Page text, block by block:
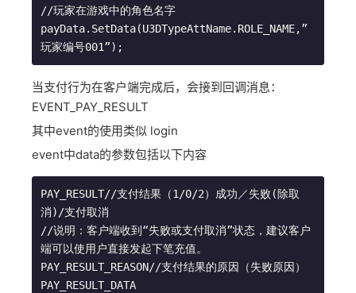
//玩家在游戏中的角色名字
payData.SetData(U3DTypeAttName.ROLE_NAME,”
玩家编号001”);
当支付行为在客户端完成后，会接到回调消息：
EVENT_PAY_RESULT
其中event的使用类似 login
event中data的参数包括以下内容
PAY_RESULT//支付结果（1/0/2）成功／失败(除取
消)/支付取消
//说明：客户端收到“失败或支付取消”状态，建议客户
端可以使用户直接发起下笔充值。
PAY_RESULT_REASON//支付结果的原因（失败原因）
PAY_RESULT_DATA